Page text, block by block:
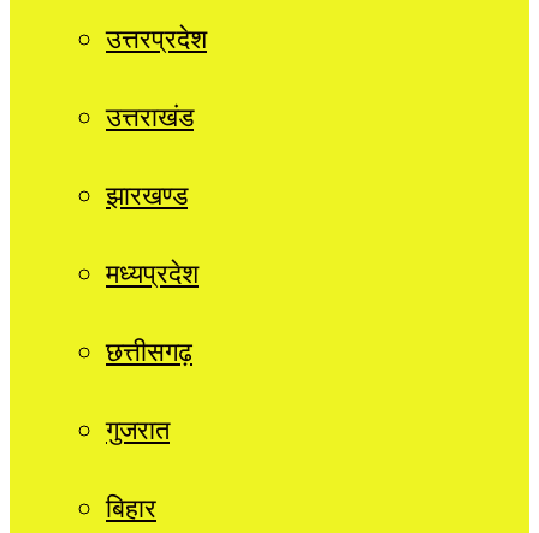
उत्तरप्रदेश
उत्तराखंड
झारखण्ड
मध्यप्रदेश
छत्तीसगढ़
गुजरात
बिहार